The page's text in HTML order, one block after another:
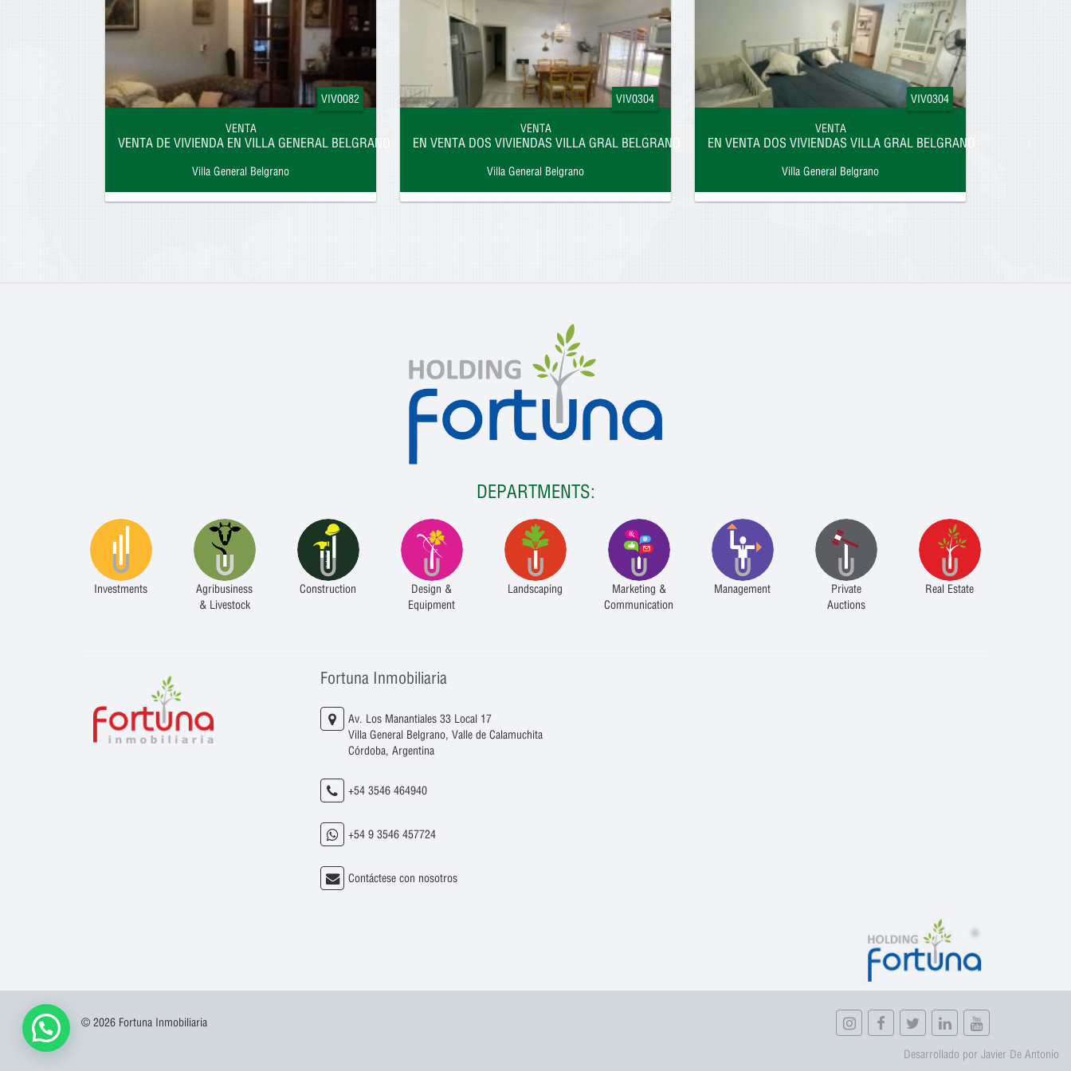
VIV0082
VENTA
VENTA DE VIVIENDA EN VILLA GENERAL BELGRANO
Villa General Belgrano
VIV0304
VENTA
EN VENTA DOS VIVIENDAS VILLA GRAL BELGRANO
Villa General Belgrano
VIV0304
VENTA
EN VENTA DOS VIVIENDAS VILLA GRAL BELGRANO
Villa General Belgrano
DEPARTMENTS:
Investments
Agribusiness
& Livestock
Construction
Design &
Equipment
Landscaping
Marketing &
Communication
Management
Private
Auctions
Real Estate
Fortuna Inmobiliaria
Av. Los Manantiales 33 Local 17
Villa General Belgrano, Valle de Calamuchita
Córdoba, Argentina
+54 3546 464940
+54 9 3546 457724
Contáctese con nosotros
© 2026 Fortuna Inmobiliaria
Desarrollado por Javier De Antonio